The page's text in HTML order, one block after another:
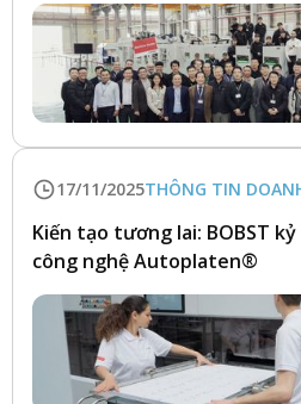
17/11/2025THÔNG TIN
Kiến tạo tương lai: BOBST
công nghệ Autoplaten®